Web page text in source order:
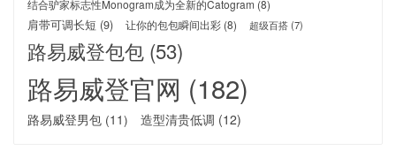
结合驴家标志性Monogram成为全新的Catogram (8)
肩带可调长短 (9) 让你的包包瞬间出彩 (8) 超级百搭(7)
路易威登包包 (53)
路易威登官网 (182)
路易威登男包 (11) 造型清贵低调 (12)